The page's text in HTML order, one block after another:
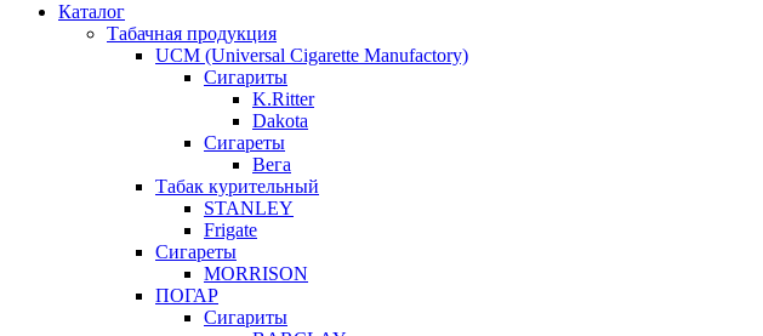
Каталог
Табачная продукция
UCM (Universal Cigarette Manufactory)
Сигариты
K.Ritter
Dakota
Сигареты
Вега
Табак курительный
STANLEY
Frigate
Сигареты
MORRISON
ПОГАР
Сигариты